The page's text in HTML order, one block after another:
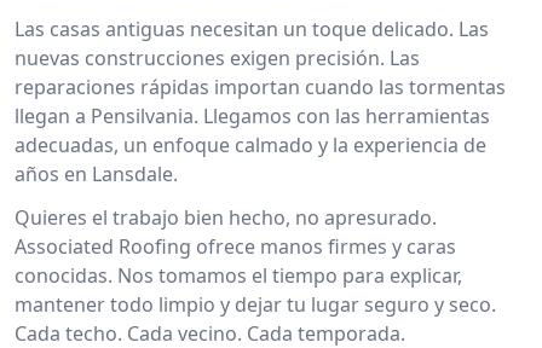
Las casas antiguas necesitan un toque delicado. Las
nuevas construcciones exigen precisión. Las
reparaciones rápidas importan cuando las tormentas
llegan a Pensilvania. Llegamos con las herramientas
adecuadas, un enfoque calmado y la experiencia de
años en Lansdale.
Quieres el trabajo bien hecho, no apresurado.
Associated Roofing ofrece manos firmes y caras
conocidas. Nos tomamos el tiempo para explicar,
mantener todo limpio y dejar tu lugar seguro y seco.
Cada techo. Cada vecino. Cada temporada.